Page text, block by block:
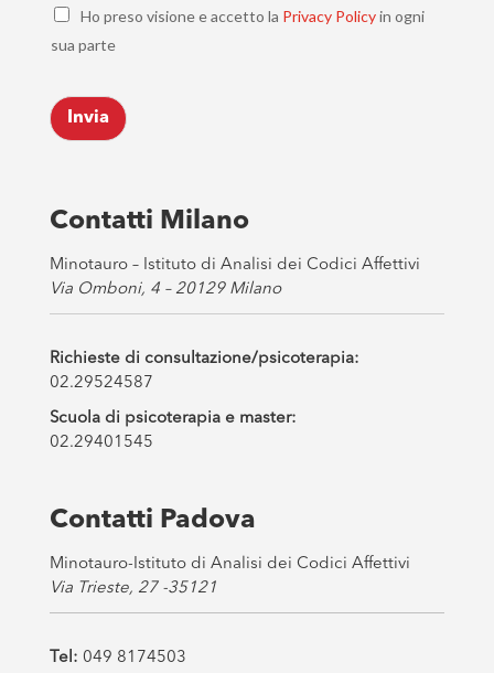
C
e
k
b
o
s
*
Ho preso visione e accetto la Privacy Policyin ogni
sua parte
Invia
Contatti Milano
Minotauro – Istituto di Analisi dei Codici Affettivi
Via Omboni, 4 – 20129 Milano
Richieste di consultazione/psicoterapia:
02.29524587
Scuola di psicoterapia e master:
02.29401545
Contatti Padova
Minotauro-Istituto di Analisi dei Codici Affettivi
Via Trieste, 27 -35121
Tel: 049 8174503